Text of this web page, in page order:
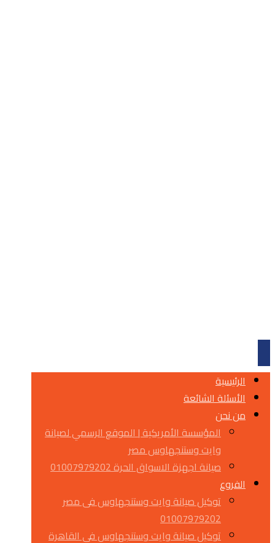
الرئيسية
الأسئلة الشائعة
من نحن
المؤسسة الأمريكية | الموقع الرسمي لصيانة
وايت وستنجهاوس مصر
صيانة اجهزة الاسواق الحرة 01007979202
الفروع
توكيل صيانة وايت وستنجهاوس فى مصر
01007979202
توكيل صيانة وايت وستنجهاوس فى القاهرة